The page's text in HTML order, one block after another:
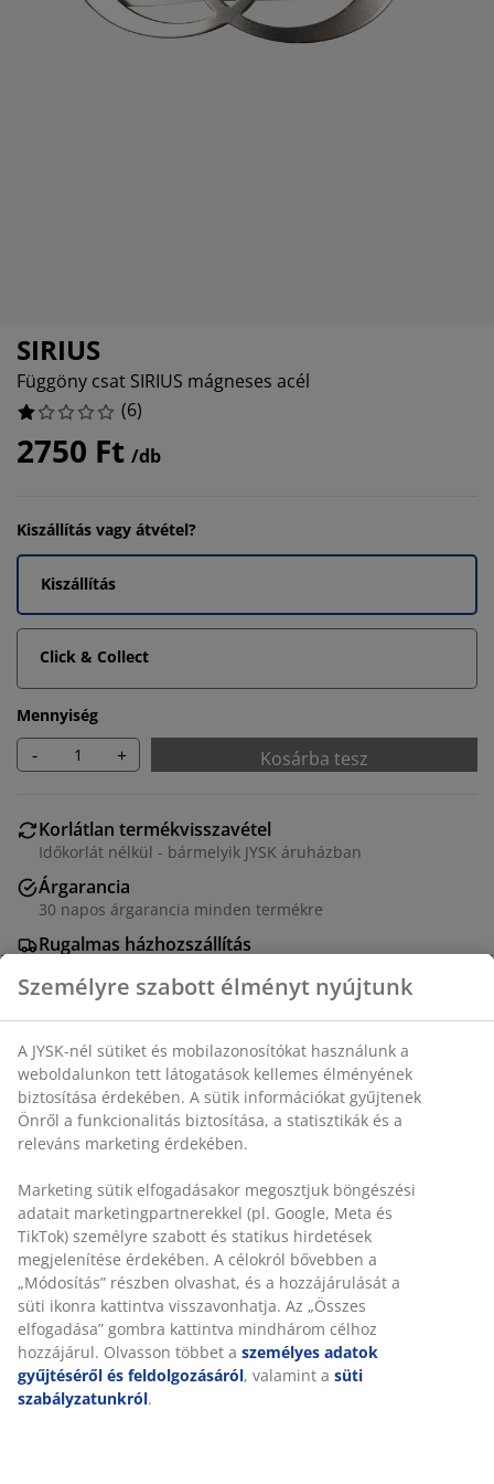
és kiegészítők
világítás
SIRIUS
Függöny csat SIRIUS mágneses acél
(6)
2750 Ft /db
Kiszállítás vagy átvétel?
Kiszállítás
Click & Collect
Mennyiség
- + Kosárba tesz
Korlátlan termékvisszavétel
Időkorlát nélkül - bármelyik JYSK áruházban
Árgarancia
30 napos árgarancia minden termékre
Rugalmas házhozszállítás
SKU: 5231202
Részletes Adatok
Értékelések
(6)
Kiszállítás
Személyre szabott élményt nyújtunk
A JYSK-nél sütiket és mobilazonosítókat használunk a
weboldalunkon tett látogatások kellemes élményének
biztosítása érdekében. A sütik információkat gyűjtenek
Önről a funkcionalitás biztosítása, a statisztikák és a
releváns marketing érdekében.
Marketing sütik elfogadásakor megosztjuk böngészési
adatait marketingpartnerekkel (pl. Google, Meta és
TikTok) személyre szabott és statikus hirdetések
megjelenítése érdekében. A célokról bővebben a
„Módosítás” részben olvashat, és a hozzájárulását a
süti ikonra kattintva visszavonhatja. Az „Összes
elfogadása” gombra kattintva mindhárom célhoz
hozzájárul. Olvasson többet a személyes adatok
gyűjtéséről és feldolgozásáról, valamint a süti
szabályzatunkról.